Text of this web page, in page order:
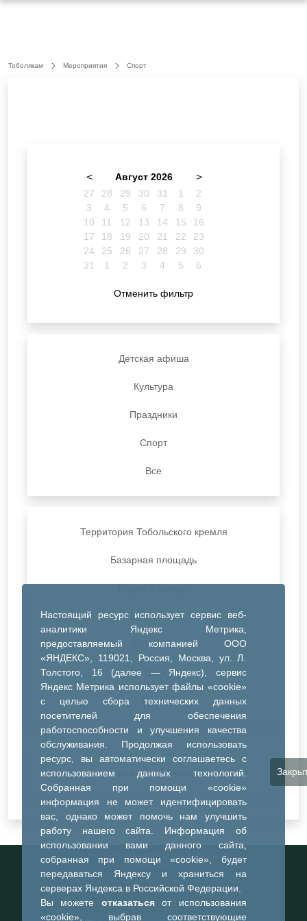
Настоящий ресурс использует сервис веб-
аналитики Яндекс Метрика,
предоставляемый компанией ООО
«ЯНДЕКС», 119021, Россия, Москва, ул. Л.
Толстого, 16 (далее — Яндекс), сервис
Яндекс Метрика использует файлы «cookie»
с целью сбора технических данных
посетителей для обеспечения
работоспособности и улучшения качества
обслуживания. Продолжая использовать
ресурс, вы автоматически соглашаетесь с
использованием данных технологий.
Собранная при помощи «cookie»
информация не может идентифицировать
вас, однако может помочь нам улучшить
работу нашего сайта. Информация об
использовании вами данного сайта,
собранная при помощи «cookie», будет
передаваться Яндексу и храниться на
серверах Яндекса в Российской Федерации.
Вы можете отказатьсяот использования
«cookie», выбрав соответствующие
Тоболякам Мероприятия Спорт
< Август 2026 >
27 28 29 30 31 1
2
3
4 5 6 7 8
9
10
11 12 13 14 15
16
17
18 19 20 21 22
23
24
25 26 27 28 29
30
31
1 2 3 4 5 6
Отменить фильтр
Детская афиша
Культура
Праздники
Спорт
Все
Территория Тобольского кремля
Базарная площадь
ДК Синтез
ДК Речник
ДК Водник
Иное
Очистить все фильтры
Информационный портал города
Тобольска
При использовании материалов ссылка на
портал обязательна
©2023-2026